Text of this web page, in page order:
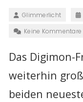
Glimmerlicht
Keine Kommentare
Das Digimon-
weiterhin
beiden